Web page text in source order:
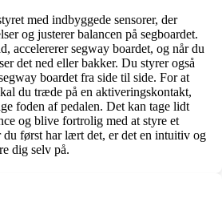
med indbyggede sensorer, der
og justerer balancen på segboardet.
accelererer segway boardet, og når du
det ned eller bakker. Du styrer også
boardet fra side til side. For at
du træde på en aktiveringskontakt,
foden af pedalen. Det kan tage lidt
og blive fortrolig med at styre et
du først har lært det, er det en intuitiv og
dig selv på.